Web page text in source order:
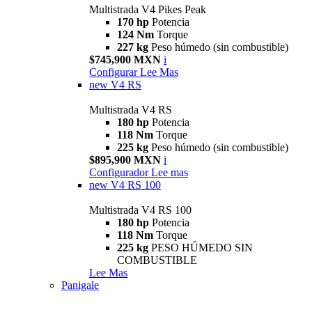
Multistrada V4 Pikes Peak
170 hp Potencia
124 Nm Torque
227 kg Peso húmedo (sin combustible)
$745,900 MXN i
Configurar Lee Mas
new V4 RS
Multistrada V4 RS
180 hp Potencia
118 Nm Torque
225 kg Peso húmedo (sin combustible)
$895,900 MXN i
Configurador Lee mas
new V4 RS 100
Multistrada V4 RS 100
180 hp Potencia
118 Nm Torque
225 kg PESO HÚMEDO SIN
COMBUSTIBLE
Lee Mas
Panigale